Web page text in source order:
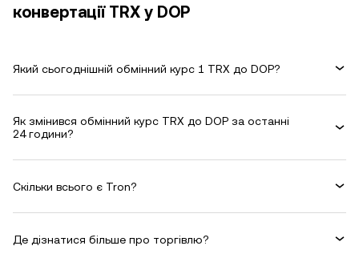
конвертації TRX у DOP
Який сьогоднішній обмінний курс 1 TRX до DOP?
Як змінився обмінний курс TRX до DOP за останні
24 години?
Скільки всього є Tron?
Де дізнатися більше про торгівлю?